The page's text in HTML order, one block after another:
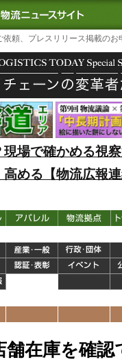
TODAY｜国内最大の物
依頼、プレスリリース掲載のお
場で確かめる視
める【物流広報
在庫を確認